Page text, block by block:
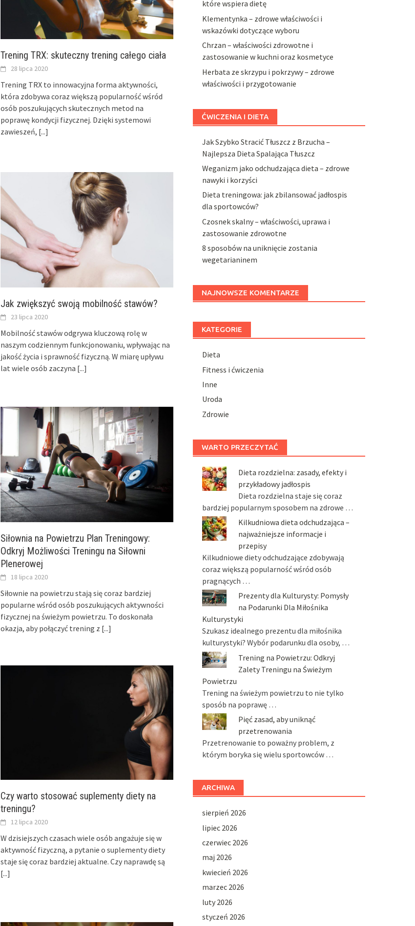
Trening TRX: skuteczny trening całego ciała
28 lipca 2020
Trening TRX to innowacyjna forma aktywności,
która zdobywa coraz większą popularność wśród
osób poszukujących skutecznych metod na
poprawę kondycji fizycznej. Dzięki systemowi
zawieszeń, [...]
Jak zwiększyć swoją mobilność stawów?
23 lipca 2020
Mobilność stawów odgrywa kluczową rolę w
naszym codziennym funkcjonowaniu, wpływając na
jakość życia i sprawność fizyczną. W miarę upływu
lat wiele osób zaczyna [...]
Siłownia na Powietrzu Plan Treningowy:
Odkryj Możliwości Treningu na Siłowni
Plenerowej
18 lipca 2020
Siłownie na powietrzu stają się coraz bardziej
popularne wśród osób poszukujących aktywności
fizycznej na świeżym powietrzu. To doskonała
okazja, aby połączyć trening z [...]
Czy warto stosować suplementy diety na
treningu?
12 lipca 2020
W dzisiejszych czasach wiele osób angażuje się w
aktywność fizyczną, a pytanie o suplementy diety
staje się coraz bardziej aktualne. Czy naprawdę są
[...]
które wspiera dietę
Klementynka – zdrowe właściwości i
wskazówki dotyczące wyboru
Chrzan – właściwości zdrowotne i
zastosowanie w kuchni oraz kosmetyce
Herbata ze skrzypu i pokrzywy – zdrowe
właściwości i przygotowanie
ĆWICZENIA I DIETA
Jak Szybko Stracić Tłuszcz z Brzucha –
Najlepsza Dieta Spalająca Tłuszcz
Weganizm jako odchudzająca dieta – zdrowe
nawyki i korzyści
Dieta treningowa: jak zbilansować jadłospis
dla sportowców?
Czosnek skalny – właściwości, uprawa i
zastosowanie zdrowotne
8 sposobów na uniknięcie zostania
wegetarianinem
NAJNOWSZE KOMENTARZE
KATEGORIE
Dieta
Fitness i ćwiczenia
Inne
Uroda
Zdrowie
WARTO PRZECZYTAĆ
Dieta rozdzielna: zasady, efekty i
przykładowy jadłospis
Dieta rozdzielna staje się coraz
bardziej popularnym sposobem na zdrowe …
Kilkudniowa dieta odchudzająca –
najważniejsze informacje i
przepisy
Kilkudniowe diety odchudzające zdobywają
coraz większą popularność wśród osób
pragnących …
Prezenty dla Kulturysty: Pomysły
na Podarunki Dla Miłośnika
Kulturystyki
Szukasz idealnego prezentu dla miłośnika
kulturystyki? Wybór podarunku dla osoby, …
Trening na Powietrzu: Odkryj
Zalety Treningu na Świeżym
Powietrzu
Trening na świeżym powietrzu to nie tylko
sposób na poprawę …
Pięć zasad, aby uniknąć
przetrenowania
Przetrenowanie to poważny problem, z
którym boryka się wielu sportowców …
ARCHIWA
sierpień 2026
lipiec 2026
czerwiec 2026
maj 2026
kwiecień 2026
marzec 2026
luty 2026
styczeń 2026